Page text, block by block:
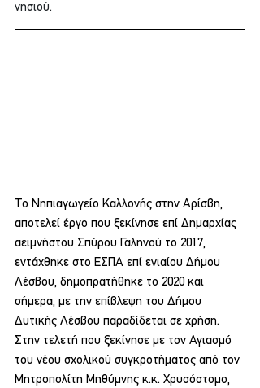
νησιού.
Το Νηπιαγωγείο Καλλονής στην Αρίσβη,
αποτελεί έργο που ξεκίνησε επί Δημαρχίας
αειμνήστου Σπύρου Γαληνού το 2017,
εντάχθηκε στο ΕΣΠΑ επί ενιαίου Δήμου
Λέσβου, δημοπρατήθηκε το 2020 και
σήμερα, με την επίβλεψη του Δήμου
Δυτικής Λέσβου παραδίδεται σε χρήση.
Στην τελετή που ξεκίνησε με τον Αγιασμό
του νέου σχολικού συγκροτήματος από τον
Μητροπολίτη Μηθύμνης κ.κ. Χρυσόστομο,